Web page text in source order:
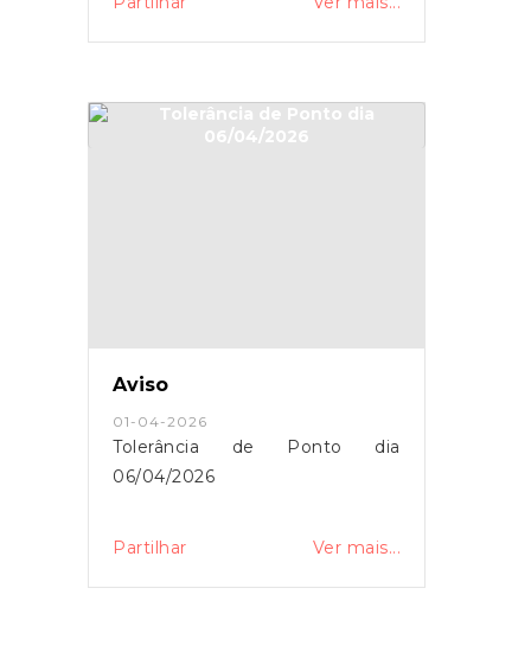
Aviso
01-04-2026
Tolerância de Ponto dia
06/04/2026
Partilhar Ver mais...